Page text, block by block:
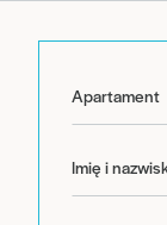
Apartament
Imię i